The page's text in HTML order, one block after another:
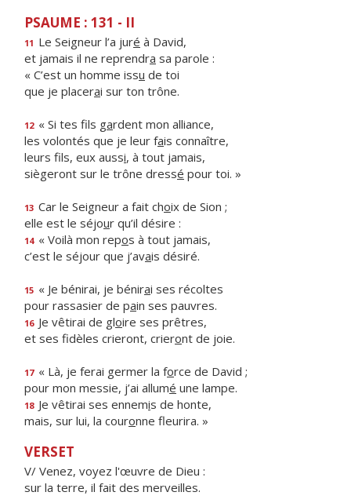
PSAUME : 131 - II
11 Le Seigneur l’a juré à David,
et jamais il ne reprendra sa parole :
« C’est un homme issu de toi
que je placerai sur ton trône.
12 « Si tes fils gardent mon alliance,
les volontés que je leur fais connaître,
leurs fils, eux aussi, à tout jamais,
siègeront sur le trône dressé pour toi. »
13 Car le Seigneur a fait choix de Sion ;
elle est le séjour qu’il désire :
14 « Voilà mon repos à tout jamais,
c’est le séjour que j’avais désiré.
15 « Je bénirai, je bénirai ses récoltes
pour rassasier de pain ses pauvres.
16 Je vêtirai de gloire ses prêtres,
et ses fidèles crieront, crieront de joie.
17 « Là, je ferai germer la force de David ;
pour mon messie, j’ai allumé une lampe.
18 Je vêtirai ses ennemis de honte,
mais, sur lui, la couronne fleurira. »
VERSET
V/ Venez, voyez l'œuvre de Dieu :
sur la terre, il fait des merveilles.